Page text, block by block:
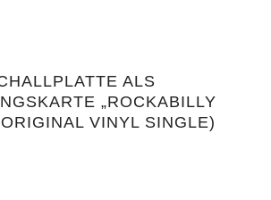
5.00
ALS
„ROCKABILLY
VINYL SINGLE)